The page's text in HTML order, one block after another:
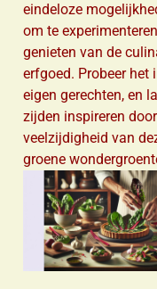
eindeloze
om te
genieten van de
erfgoed. Probeer het
eigen gerechten, en
zijden inspireren
veelzijdigheid van
groene